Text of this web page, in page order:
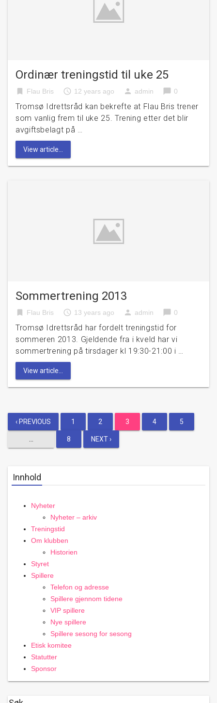
Ordinær treningstid til uke 25
bookmark Flau Bris access_time 12 years ago person admin chat_bubble 0
Tromsø Idrettsråd kan bekrefte at Flau Bris trener
som vanlig frem til uke 25. Trening etter det blir
avgiftsbelagt på …
View article...
Sommertrening 2013
bookmark Flau Bris access_time 13 years ago person admin chat_bubble 0
Tromsø Idrettsråd har fordelt treningstid for
sommeren 2013. Gjeldende fra i kveld har vi
sommertrening på tirsdager kl 19:30-21:00 i …
View article...
Posts
pagination
‹ PREVIOUS 1 2 3 4 5
8 NEXT ›
Innhold
Nyheter
Nyheter – arkiv
Treningstid
Om klubben
Historien
Styret
Spillere
Telefon og adresse
Spillere gjennom tidene
VIP spillere
Nye spillere
Spillere sesong for sesong
Etisk komitee
Statutter
Sponsor